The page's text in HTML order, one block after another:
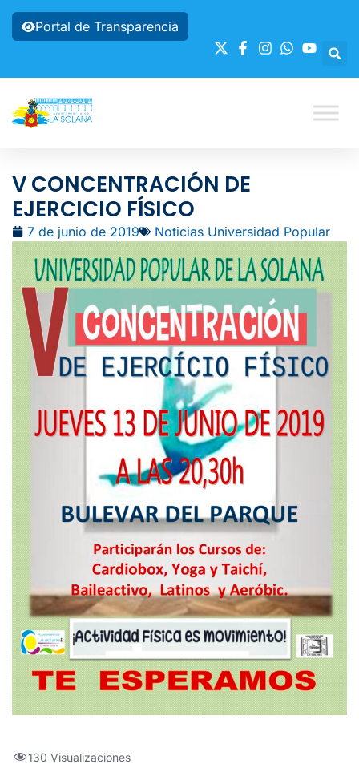
Portal de Transparencia
V CONCENTRACIÓN DE
EJERCICIO FÍSICO
7 de junio de 2019 Noticias Universidad Popular
130 Visualizaciones